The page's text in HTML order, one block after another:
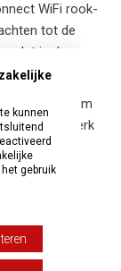
WiFi rook-
tot de
je de
krijgt om
Wi-Fi-netwerk
kunnen
gebruik